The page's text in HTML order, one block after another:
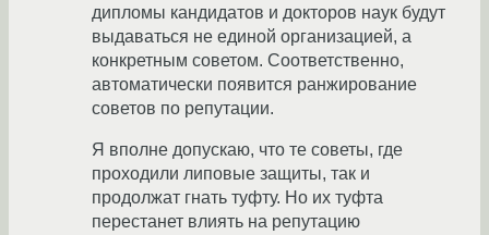
дипломы кандидатов и докторов наук будут
выдаваться не единой организацией, а
конкретным советом. Соответственно,
автоматически появится ранжирование
советов по репутации.
Я вполне допускаю, что те советы, где
проходили липовые защиты, так и
продолжат гнать туфту. Но их туфта
перестанет влиять на репутацию